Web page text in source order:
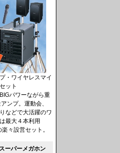
・ワイヤレスマイ
ット
パワーながら重
ンプ。運動会、
などで大活躍のワ
最大４本利用
々設営セット。
ーパーメガホン